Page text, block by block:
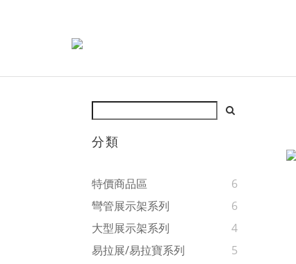
分類
特價商品區
6
彎管展示架系列
6
大型展示架系列
4
易拉展/易拉寶系列
5